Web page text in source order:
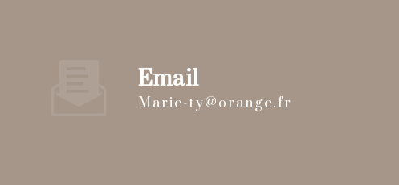
Email
marie-ty@orange.fr